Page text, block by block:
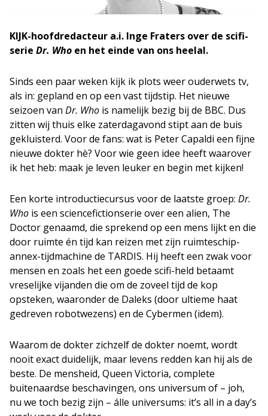
KIJK-hoofdredacteur a.i. Inge Fraters over de scifi-
serie Dr. Who en het einde van ons heelal.
Sinds een paar weken kijk ik plots weer ouderwets tv,
als in: gepland en op een vast tijdstip. Het nieuwe
seizoen van Dr. Who is namelijk bezig bij de BBC. Dus
zitten wij thuis elke zaterdagavond stipt aan de buis
gekluisterd. Voor de fans: wat is Peter Capaldi een fijne
nieuwe dokter hè? Voor wie geen idee heeft waarover
ik het heb: maak je leven leuker en begin met kijken!
Een korte introductiecursus voor de laatste groep: Dr.
Who is een sciencefictionserie over een alien, The
Doctor genaamd, die sprekend op een mens lijkt en die
door ruimte én tijd kan reizen met zijn ruimteschip-
annex-tijdmachine de TARDIS. Hij heeft een zwak voor
mensen en zoals het een goede scifi-held betaamt
vreselijke vijanden die om de zoveel tijd de kop
opsteken, waaronder de Daleks (door ultieme haat
gedreven robotwezens) en de Cybermen (idem).
Waarom de dokter zichzelf de dokter noemt, wordt
nooit exact duidelijk, maar levens redden kan hij als de
beste. De mensheid, Queen Victoria, complete
buitenaardse beschavingen, ons universum of – joh,
nu we toch bezig zijn – álle universums: it’s all in a day’s